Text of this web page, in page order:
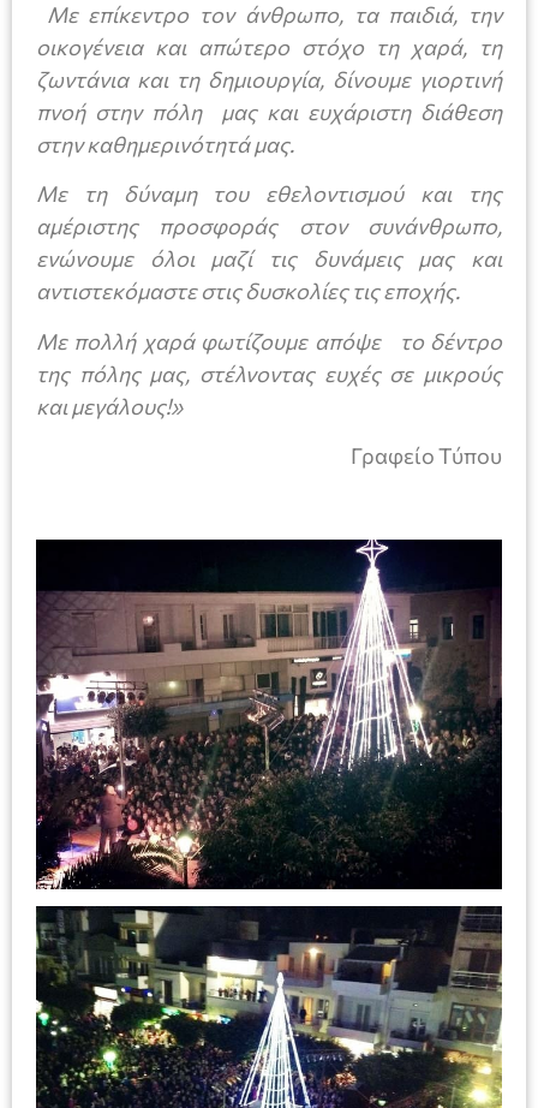
Με επίκεντρο τον άνθρωπο, τα παιδιά, την
οικογένεια και απώτερο στόχο τη χαρά, τη
ζωντάνια και τη δημιουργία, δίνουμε γιορτινή
πνοή στην πόλη μας και ευχάριστη διάθεση
στην καθημερινότητά μας.
Με τη δύναμη του εθελοντισμού και της
αμέριστης προσφοράς στον συνάνθρωπο,
ενώνουμε όλοι μαζί τις δυνάμεις μας και
αντιστεκόμαστε στις δυσκολίες τις εποχής.
Με πολλή χαρά φωτίζουμε απόψε το δέντρο
της πόλης μας, στέλνοντας ευχές σε μικρούς
και μεγάλους!»
Γραφείο Τύπου